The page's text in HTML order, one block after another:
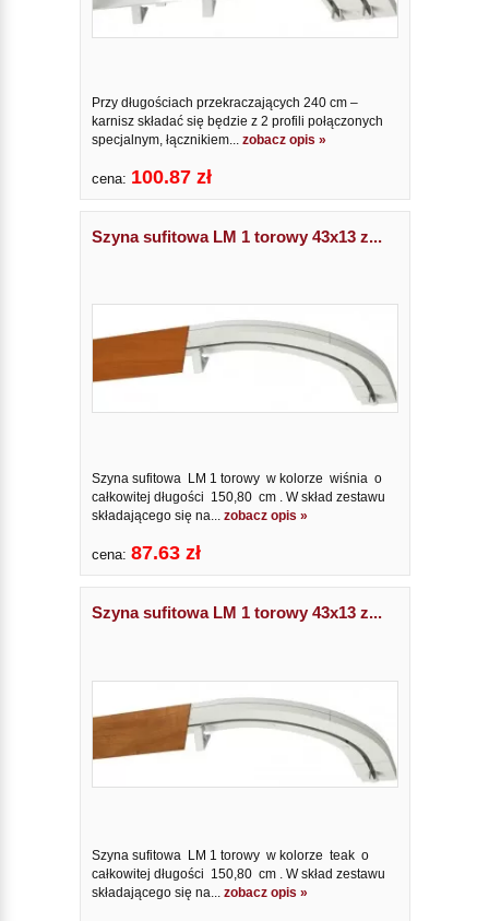
Przy długościach przekraczających 240 cm –
karnisz składać się będzie z 2 profili połączonych
specjalnym, łącznikiem... zobacz opis »
cena: 100.87 zł
Szyna sufitowa LM 1 torowy 43x13 z...
Szyna sufitowa LM 1 torowy w kolorze wiśnia o
całkowitej długości 150,80 cm . W skład zestawu
składającego się na... zobacz opis »
cena: 87.63 zł
Szyna sufitowa LM 1 torowy 43x13 z...
Szyna sufitowa LM 1 torowy w kolorze teak o
całkowitej długości 150,80 cm . W skład zestawu
składającego się na... zobacz opis »